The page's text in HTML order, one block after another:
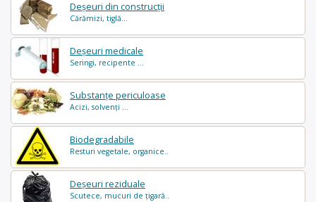
Deșeuri din construcții
Cărămizi, tiglă...
Deșeuri medicale
Seringi, recipente ...
Substanțe periculoase
Acizi, solvenți ...
Biodegradabile
Resturi vegetale, organice..
Deșeuri reziduale
Scutece, mucuri de țigară..